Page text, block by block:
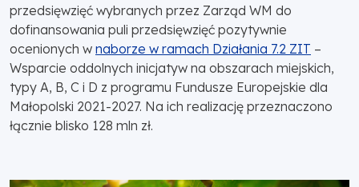
przedsięwzięć wybranych przez Zarząd WM do
dofinansowania puli przedsięwzięć pozytywnie
ocenionych w naborze w ramach Działania 7.2 ZIT –
Wsparcie oddolnych inicjatyw na obszarach miejskich,
typy A, B, C i D z programu Fundusze Europejskie dla
Małopolski 2021-2027. Na ich realizację przeznaczono
łącznie blisko 128 mln zł.